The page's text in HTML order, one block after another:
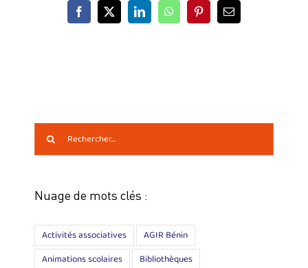
Facebook
X LinkedInWhatsAppPinterestEmail
Rechercher:
Nuage de mots clés :
Activités associatives
AGIR Bénin
Animations scolaires
Bibliothèques